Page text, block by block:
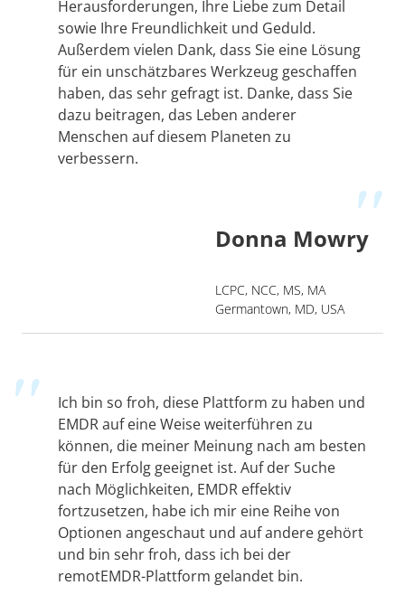
Donna Mowry
LCPC, NCC, MS, MA
Germantown, MD, USA
Herausforderungen, Ihre Liebe zum Detail
sowie Ihre Freundlichkeit und Geduld.
Außerdem vielen Dank, dass Sie eine Lösung
für ein unschätzbares Werkzeug geschaffen
haben, das sehr gefragt ist. Danke, dass Sie
dazu beitragen, das Leben anderer
Menschen auf diesem Planeten zu
verbessern.
Ich bin so froh, diese Plattform zu haben und
EMDR auf eine Weise weiterführen zu
können, die meiner Meinung nach am besten
für den Erfolg geeignet ist. Auf der Suche
nach Möglichkeiten, EMDR effektiv
fortzusetzen, habe ich mir eine Reihe von
Optionen angeschaut und auf andere gehört
und bin sehr froh, dass ich bei der
remotEMDR-Plattform gelandet bin.